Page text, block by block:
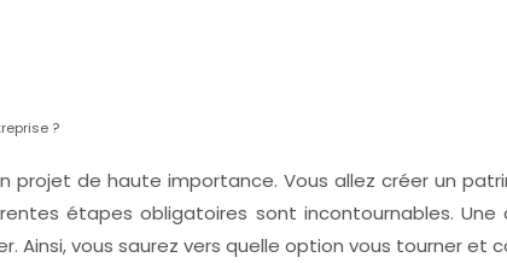
?
projet de haute importance. Vous allez créer un
étapes obligatoires sont incontournables.
Ainsi, vous saurez vers quelle option vous tourner